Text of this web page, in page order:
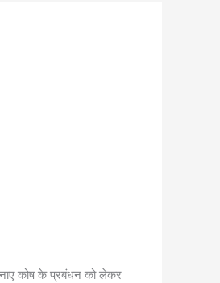
कोष के प्रबंधन को लेकर